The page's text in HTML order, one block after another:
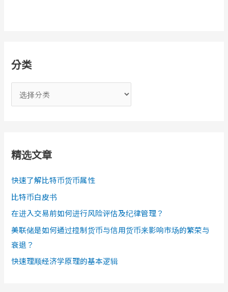
分类
类
精选文章
快速了解比特币货币属性
比特币白皮书
在进入交易前如何进行风险评估及纪律管理？
美联储是如何通过控制货币与信用货币来影响市场的繁荣与
衰退？
快速理顺经济学原理的基本逻辑